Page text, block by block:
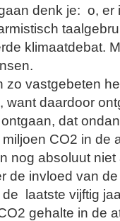
denk je: o, er
klimaatdebat.
zo vastgebeten
want daardoor
dat
CO2 in de
nog absoluut
de invloed van
laatste vijftig
gehalte in de